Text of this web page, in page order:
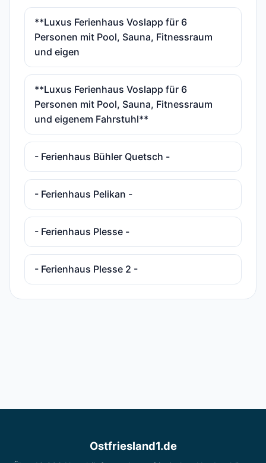
**Luxus Ferienhaus Voslapp für 6
Personen mit Pool, Sauna, Fitnessraum
und eigen
**Luxus Ferienhaus Voslapp für 6
Personen mit Pool, Sauna, Fitnessraum
und eigenem Fahrstuhl**
- Ferienhaus Bühler Quetsch -
- Ferienhaus Pelikan -
- Ferienhaus Plesse -
- Ferienhaus Plesse 2 -
Ostfriesland1.de